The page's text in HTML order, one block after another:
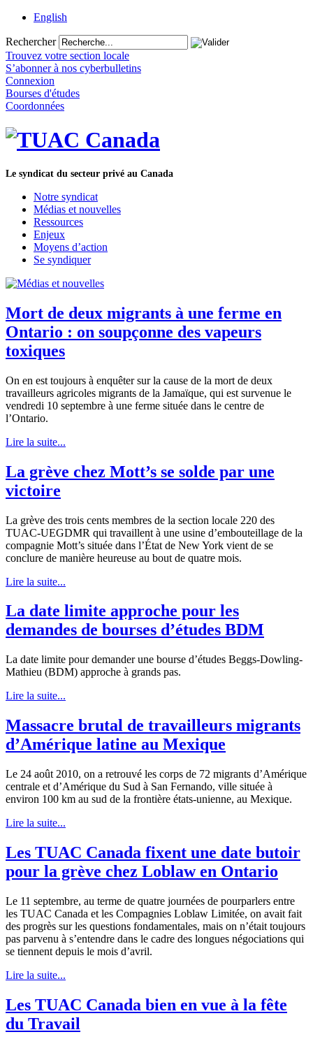
English
Rechercher
Trouvez votre section locale
S’abonner à nos cyberbulletins
Connexion
Bourses d'études
Coordonnées
Le syndicat du secteur privé au Canada
Notre syndicat
Médias et nouvelles
Ressources
Enjeux
Moyens d’action
Se syndiquer
Mort de deux migrants à une ferme en
Ontario : on soupçonne des vapeurs
toxiques
On en est toujours à enquêter sur la cause de la mort de deux
travailleurs agricoles migrants de la Jamaïque, qui est survenue le
vendredi 10 septembre à une ferme située dans le centre de
l’Ontario.
Lire la suite...
La grève chez Mott’s se solde par une
victoire
La grève des trois cents membres de la section locale 220 des
TUAC-UEGDMR qui travaillent à une usine d’embouteillage de la
compagnie Mott’s située dans l’État de New York vient de se
conclure de manière heureuse au bout de quatre mois.
Lire la suite...
La date limite approche pour les
demandes de bourses d’études BDM
La date limite pour demander une bourse d’études Beggs-Dowling-
Mathieu (BDM) approche à grands pas.
Lire la suite...
Massacre brutal de travailleurs migrants
d’Amérique latine au Mexique
Le 24 août 2010, on a retrouvé les corps de 72 migrants d’Amérique
centrale et d’Amérique du Sud à San Fernando, ville située à
environ 100 km au sud de la frontière états-unienne, au Mexique.
Lire la suite...
Les TUAC Canada fixent une date butoir
pour la grève chez Loblaw en Ontario
Le 11 septembre, au terme de quatre journées de pourparlers entre
les TUAC Canada et les Compagnies Loblaw Limitée, on avait fait
des progrès sur les questions fondamentales, mais on n’était toujours
pas parvenu à s’entendre dans le cadre des longues négociations qui
se tiennent depuis le mois d’avril.
Lire la suite...
Les TUAC Canada bien en vue à la fête
du Travail